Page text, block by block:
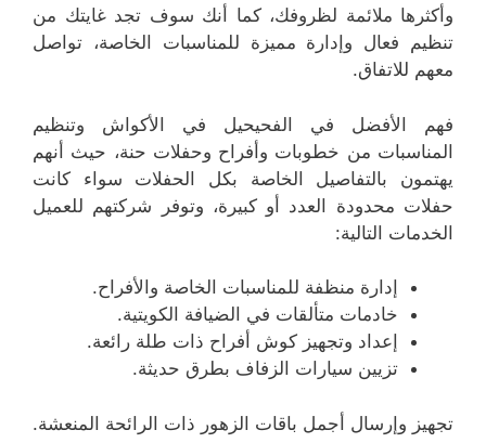
وأكثرها ملائمة لظروفك، كما أنك سوف تجد غايتك من
تنظيم فعال وإدارة مميزة للمناسبات الخاصة، تواصل
معهم للاتفاق.
فهم الأفضل في الفحيحيل في الأكواش وتنظيم
المناسبات من خطوبات وأفراح وحفلات حنة، حيث أنهم
يهتمون بالتفاصيل الخاصة بكل الحفلات سواء كانت
حفلات محدودة العدد أو كبيرة، وتوفر شركتهم للعميل
الخدمات التالية:
إدارة منظفة للمناسبات الخاصة والأفراح.
خادمات متألقات في الضيافة الكويتية.
إعداد وتجهيز كوش أفراح ذات طلة رائعة.
تزيين سيارات الزفاف بطرق حديثة.
تجهيز وإرسال أجمل باقات الزهور ذات الرائحة المنعشة.